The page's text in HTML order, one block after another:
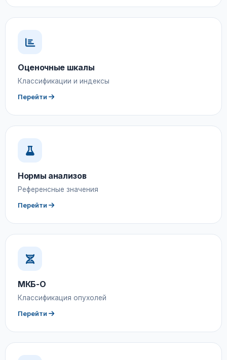
Оценочные шкалы
Классификации и индексы
Перейти
Нормы анализов
Референсные значения
Перейти
МКБ-О
Классификация опухолей
Перейти